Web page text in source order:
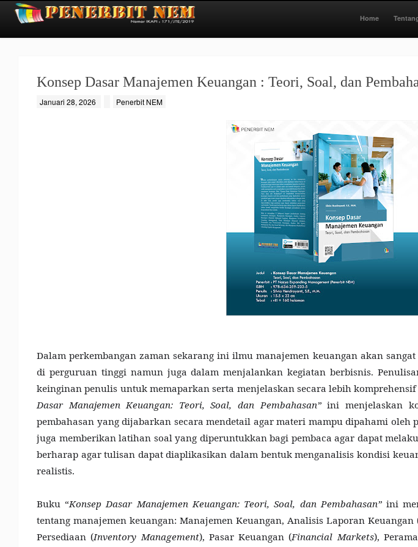
Home
Konsep Dasar Manajemen Keuangan : Teori, Soal, dan
Januari 28, 2026 Penerbit NEM
Dalam perkembangan zaman sekarang ini ilmu manajemen keuangan akan
di perguruan tinggi namun juga dalam menjalankan kegiatan berbisnis.
keinginan penulis untuk memaparkan serta menjelaskan secara lebih
Dasar Manajemen Keuangan: Teori, Soal, dan Pembahasan”ini menjelaskan
pembahasan yang dijabarkan secara mendetail agar materi mampu dipahami oleh
juga memberikan latihan soal yang diperuntukkan bagi pembaca agar dapat
berharap agar tulisan dapat diaplikasikan dalam bentuk menganalisis kondisi
realistis.
Buku “Konsep Dasar Manajemen Keuangan: Teori, Soal, dan Pembahasan”ini
tentang manajemen keuangan: Manajemen Keuangan, Analisis Laporan Keuangan
Persediaan (Inventory Management), Pasar Keuangan (Financial Markets),